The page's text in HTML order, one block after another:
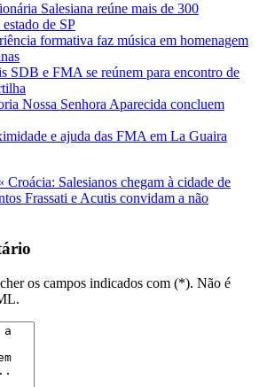
Salesiana reúne mais de 300
de SP
formativa faz música em homenagem
SDB e FMA se reúnem para encontro de
Nossa Senhora Aparecida concluem
e ajuda das FMA em La Guaira
Croácia: Salesianos chegam à cidade de
Frassati e Acutis convidam a não
os campos indicados com (*). Não é